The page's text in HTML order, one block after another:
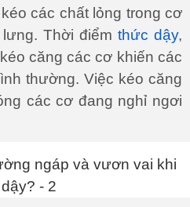
các chất lỏng trong cơ
lưng. Thời điểmthức dậy,
căng các cơ khiến các
thường. Việc kéo căng
các cơ đang nghỉ ngơi